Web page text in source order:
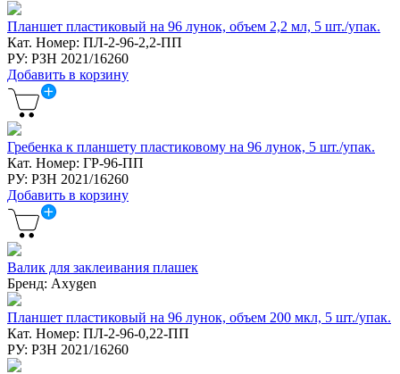
Планшет пластиковый на 96 лунок, объем 2,2 мл, 5 шт./упак.
Кат. Номер: ПЛ-2-96-2,2-ПП
РУ: РЗН 2021/16260
Добавить в корзину
Гребенка к планшету пластиковому на 96 лунок, 5 шт./упак.
Кат. Номер: ГР-96-ПП
РУ: РЗН 2021/16260
Добавить в корзину
Валик для заклеивания плашек
Бренд: Axygen
Планшет пластиковый на 96 лунок, объем 200 мкл, 5 шт./упак.
Кат. Номер: ПЛ-2-96-0,22-ПП
РУ: РЗН 2021/16260